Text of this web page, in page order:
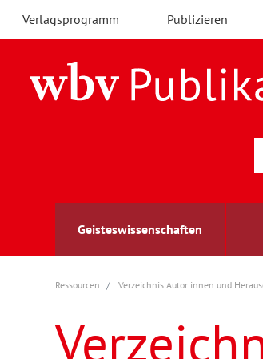
Verlagsprogramm Publizieren
Geisteswissenschaften
Archäologie
Berufs- und
Arbeitsmarktforschung
Außenwirtschaft
berufsbildung
Ressourcen Verzeichnis Autor:innen und